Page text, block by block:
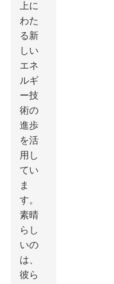
上に
わた
る新
しい
エネ
ルギ
ー技
術の
進歩
を活
用し
てい
ま
す。
素晴
らし
いの
は、
彼ら